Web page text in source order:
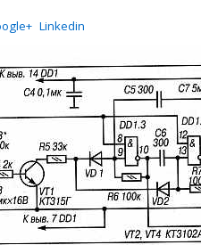
Linkedin